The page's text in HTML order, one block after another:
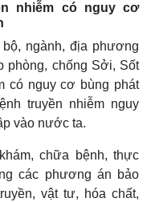
nhiễm có nguy cơ
ngành, địa phương
phòng, chống Sởi, Sốt
có nguy cơ bùng phát
truyền nhiễm nguy
vào nước ta.
chữa bệnh, thực
các phương án bảo
vật tư, hóa chất,